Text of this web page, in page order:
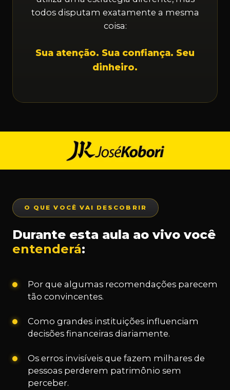
todos disputam exatamente a mesma
coisa:
Sua atenção. Sua confiança. Seu
dinheiro.
O QUE VOCÊ VAI DESCOBRIR
Durante esta aula ao vivo você
entenderá:
Por que algumas recomendações parecem
tão convincentes.
Como grandes instituições influenciam
decisões financeiras diariamente.
Os erros invisíveis que fazem milhares de
pessoas perderem patrimônio sem
perceber.